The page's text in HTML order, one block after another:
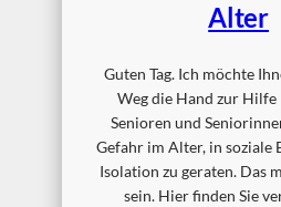
Alter
Guten Tag. Ich möchte
Weg die Hand zur Hilfe
Senioren und
Gefahr im Alter, in soziale
Isolation zu geraten. Das
sein. Hier finden Sie